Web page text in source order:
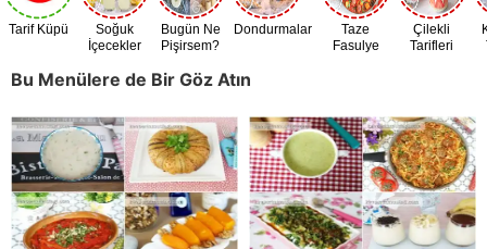
Tarif Küpü
Soğuk
İçecekler
Bugün Ne
Pişirsem?
Dondurmalar
Taze
Fasulye
Çilekli
Tarifleri
Bu Menülere de Bir Göz Atın